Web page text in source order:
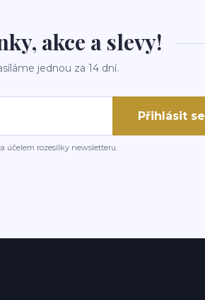
akce a slevy!
jednou za 14 dní.
Přihlásit se
účelem rozesílky newsletteru.